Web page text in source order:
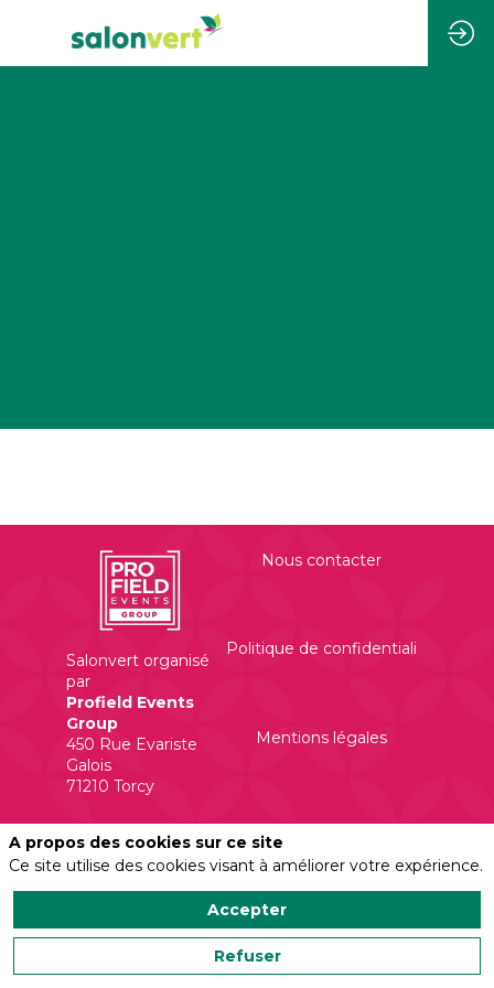
Salonvert organisé
par
Profield Events
Group
450 Rue Evariste
Galois
Nous contacter
Politique de confidentialité
Mentions légales
Powered by
A propos des cookies sur ce site
Ce site utilise des cookies visant à améliorer votre expérience.
Accepter
Refuser